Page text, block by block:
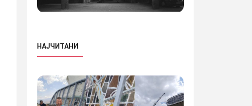
НАЈЧИТАНИ